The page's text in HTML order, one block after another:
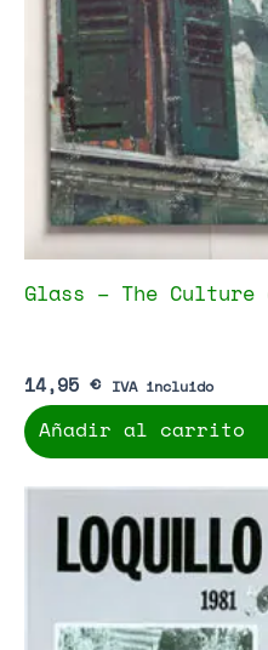
Glass – The Culture
14,95 € IVA incluido
Añadir al carrito